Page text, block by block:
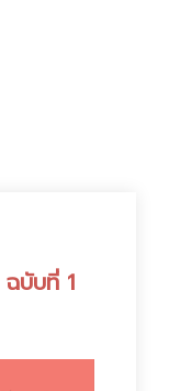
บับที่ 1